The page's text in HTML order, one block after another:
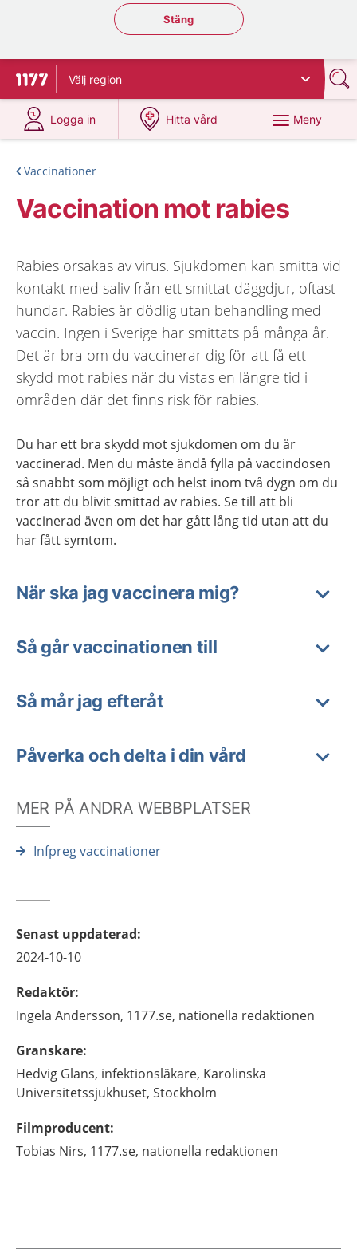
Stäng regionsväljaren
Stäng
Till startsidan för 1177
Välj region
Logga in
på 1177.se
Hitta vård
på 1177.se
Meny
Vaccinationer
Vaccination mot rabies
Rabies orsakas av virus. Sjukdomen kan smitta vid
kontakt med saliv från ett smittat däggdjur, oftast
hundar. Rabies är dödlig utan behandling med
vaccin. Ingen i Sverige har smittats på många år.
Det är bra om du vaccinerar dig för att få ett
skydd mot rabies när du vistas en längre tid i
områden där det finns risk för rabies.
Du har ett bra skydd mot sjukdomen om du är
vaccinerad. Men du måste ändå fylla på vaccindosen
så snabbt som möjligt och helst inom två dygn om du
tror att du blivit smittad av rabies. Se till att bli
vaccinerad även om det har gått lång tid utan att du
har fått symtom.
När ska jag vaccinera mig?
Så går vaccinationen till
Så mår jag efteråt
Påverka och delta i din vård
MER PÅ ANDRA WEBBPLATSER
Infpreg vaccinationer
Senast uppdaterad:
2024-10-10
Redaktör:
Ingela Andersson, 1177.se, nationella redaktionen
Granskare:
Hedvig Glans, infektionsläkare, Karolinska
Universitetssjukhuset, Stockholm
Filmproducent:
Tobias Nirs, 1177.se, nationella redaktionen